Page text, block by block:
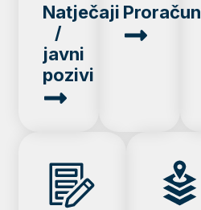
Natječaji
/
javni
pozivi
Proračun